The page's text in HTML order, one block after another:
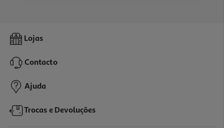
Lojas
Contacto
Ajuda
Trocas e Devoluções